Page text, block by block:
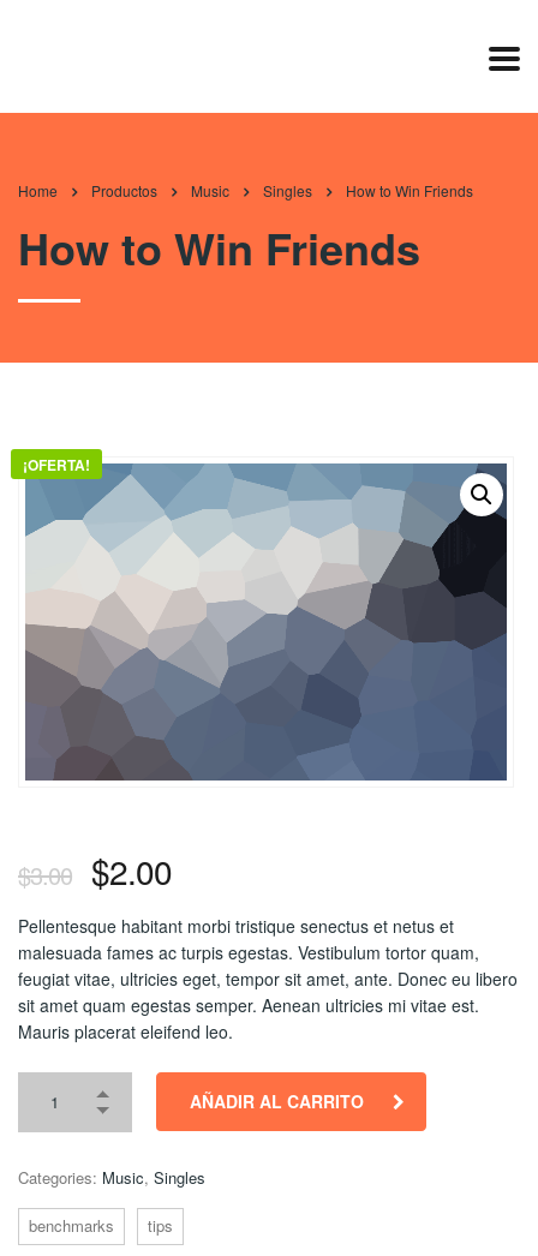
Home Productos Music Singles How to Win Friends
How to Win Friends
¡OFERTA!
$3.00 $2.00
Pellentesque habitant morbi tristique senectus et netus et
malesuada fames ac turpis egestas. Vestibulum tortor quam,
feugiat vitae, ultricies eget, tempor sit amet, ante. Donec eu libero
sit amet quam egestas semper. Aenean ultricies mi vitae est.
Mauris placerat eleifend leo.
AÑADIR AL CARRITO
Categories: Music, Singles
benchmarks tips